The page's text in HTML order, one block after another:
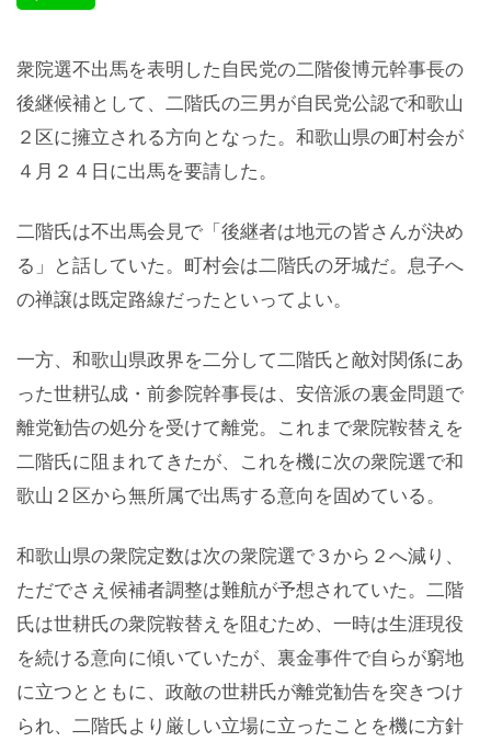
衆院選不出馬を表明した自民党の二階俊博元幹事長の
後継候補として、二階氏の三男が自民党公認で和歌山
２区に擁立される方向となった。和歌山県の町村会が
４月２４日に出馬を要請した。
二階氏は不出馬会見で「後継者は地元の皆さんが決め
る」と話していた。町村会は二階氏の牙城だ。息子へ
の禅譲は既定路線だったといってよい。
一方、和歌山県政界を二分して二階氏と敵対関係にあ
った世耕弘成・前参院幹事長は、安倍派の裏金問題で
離党勧告の処分を受けて離党。これまで衆院鞍替えを
二階氏に阻まれてきたが、これを機に次の衆院選で和
歌山２区から無所属で出馬する意向を固めている。
和歌山県の衆院定数は次の衆院選で３から２へ減り、
ただでさえ候補者調整は難航が予想されていた。二階
氏は世耕氏の衆院鞍替えを阻むため、一時は生涯現役
を続ける意向に傾いていたが、裏金事件で自らが窮地
に立つとともに、政敵の世耕氏が離党勧告を突きつけ
られ、二階氏より厳しい立場に立ったことを機に方針